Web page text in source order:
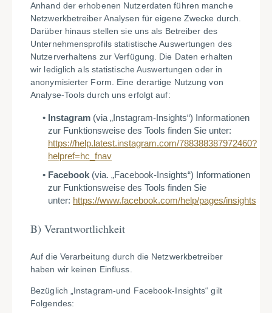
Anhand der erhobenen Nutzerdaten führen manche
Netzwerkbetreiber Analysen für eigene Zwecke durch.
Darüber hinaus stellen sie uns als Betreiber des
Unternehmensprofils statistische Auswertungen des
Nutzerverhaltens zur Verfügung. Die Daten erhalten
wir lediglich als statistische Auswertungen oder in
anonymisierter Form. Eine derartige Nutzung von
Analyse-Tools durch uns erfolgt auf:
Instagram (via „Instagram-Insights“) Informationen
zur Funktionsweise des Tools finden Sie unter:
https://help.latest.instagram.com/788388387972460?
helpref=hc_fnav
Facebook (via. „Facebook-Insights“) Informationen
zur Funktionsweise des Tools finden Sie
unter: https://www.facebook.com/help/pages/insights
B) Verantwortlichkeit
Auf die Verarbeitung durch die Netzwerkbetreiber
haben wir keinen Einfluss.
Bezüglich „Instagram-und Facebook-Insights“ gilt
Folgendes: